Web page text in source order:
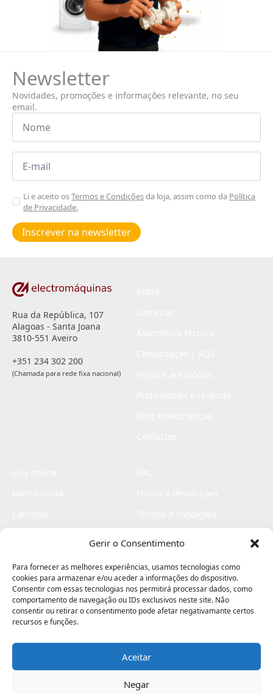
Gerir o Consentimento
Para fornecer as melhores experiências, usamos tecnologias como
cookies para armazenar e/ou aceder a informações do dispositivo.
Consentir com essas tecnologias nos permitirá processar dados, como
comportamento de navegação ou IDs exclusivos neste site. Não
consentir ou retirar o consentimento pode afetar negativamante certos
recursos e funções.
Aceitar
Negar
Newsletter
Novidades, promoções e informações relevante, no seu
email.
Nome
Email
Aceitar
Poiticas
de
privacidade
Li e aceito osTermos e Condiçõesda loja, assim como da Política
de Privacidade.
Inscrever na newsletter
Rua da República, 107
Alagoas - Santa Joana
3810-551 Aveiro
+351 234 302 200
(Chamada para rede fixa nacional)
Livro de elogios
Electromaquinas ©2026
contágio - agência criativa